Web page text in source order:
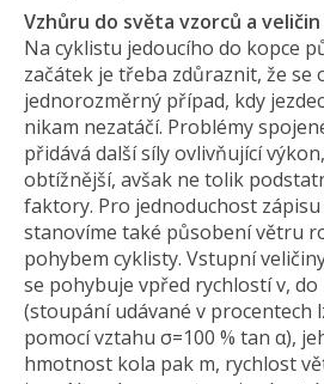
Vzhůru do světa vzorců a veličin
Na cyklistu jedoucího do kopce
začátek je třeba zdůraznit, že se
jednorozměrný případ, kdy
nikam nezatáčí. Problémy
přidává další síly ovlivňující
obtížnější, avšak ne tolik
faktory. Pro jednoduchost
stanovíme také působení větru
pohybem cyklisty. Vstupní
se pohybuje vpřed rychlostí v,
(stoupání udávané v procentech
pomocí vztahu σ=100 % tan α),
hmotnost kola pak m, rychlost